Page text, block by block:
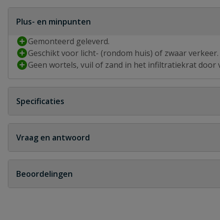
Plus- en minpunten
Gemonteerd geleverd.
Geschikt voor licht- (rondom huis) of zwaar verkeer.
Geen wortels, vuil of zand in het infiltratiekrat door
Specificaties
Breedte 1000 mm
Diameter
Vraag en antwoord
Geen vragen
Beoordelingen